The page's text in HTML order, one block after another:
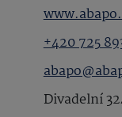
+420 725
Divadelní